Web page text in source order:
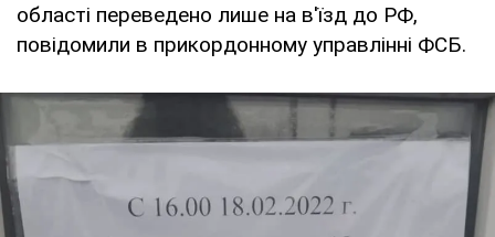
області переведено лише на в'їзд до РФ,
повідомили в прикордонному управлінні ФСБ.